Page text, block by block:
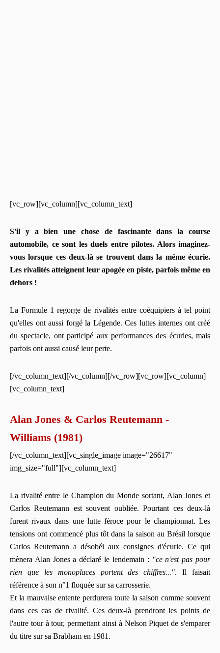
[vc_row][vc_column][vc_column_text]
S'il y a bien une chose de fascinante dans la course
automobile, ce sont les duels entre pilotes. Alors imaginez-
vous lorsque ces deux-là se trouvent dans la même écurie.
Les rivalités atteignent leur apogée en piste, parfois même en
dehors !
La Formule 1 regorge de rivalités entre coéquipiers à tel point
qu'elles ont aussi forgé la Légende. Ces luttes internes ont créé
du spectacle, ont participé aux performances des écuries, mais
parfois ont aussi causé leur perte.
[/vc_column_text][/vc_column][/vc_row][vc_row][vc_column]
[vc_column_text]
Alan Jones & Carlos Reutemann -
Williams (1981)
[/vc_column_text][vc_single_image image="26617"
img_size="full"][vc_column_text]
La rivalité entre le Champion du Monde sortant, Alan Jones et
Carlos Reutemann est souvent oubliée. Pourtant ces deux-là
furent rivaux dans une lutte féroce pour le championnat. Les
tensions ont commencé plus tôt dans la saison au Brésil lorsque
Carlos Reutemann a désobéi aux consignes d'écurie. Ce qui
mènera Alan Jones a déclaré le lendemain : "ce n'est pas pour
rien que les monoplaces portent des chiffres...". Il faisait
référence à son n°1 floquée sur sa carrosserie.
Et la mauvaise entente perdurera toute la saison comme souvent
dans ces cas de rivalité. Ces deux-là prendront les points de
l'autre tour à tour, permettant ainsi à Nelson Piquet de s'emparer
du titre sur sa Brabham en 1981.